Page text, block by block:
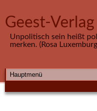
Geest-Verlag
Unpolitisch sein heißt
merken. (Rosa
HAUPTMENÜ